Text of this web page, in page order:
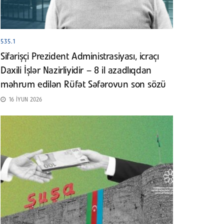
535.1
Sifarişçi Prezident Administrasiyası, icraçı
Daxili İşlər Nazirliyidir – 8 il azadlıqdan
məhrum edilən Rüfət Səfərovun son sözü
16 İYUN 2026